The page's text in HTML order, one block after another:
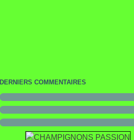
DERNIERS COMMENTAIRES